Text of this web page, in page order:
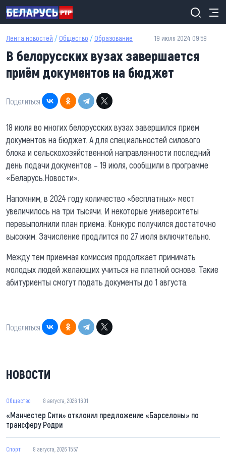
Перейти к основному содержанию
Лента новостей / Общество / Образование 19 июля 2024 09:59
В белорусских вузах завершается
приём документов на бюджет
Поделиться:
18 июля во многих белорусских вузах завершился прием
документов на бюджет. А для специальностей силового
блока и сельскохозяйственной направленности последний
день подачи документов – 19 июля, сообщили в программе
«Беларусь.Новости».
Напомним, в 2024 году количество «бесплатных» мест
увеличилось на три тысячи. И некоторые университеты
перевыполнили план приема. Конкурс получился достаточно
высоким. Зачисление продлится по 27 июля включительно.
Между тем приемная комиссия продолжает принимать
молодых людей желающих учиться на платной основе. Такие
абитуриенты смогут подать документы до 1 августа.
Поделиться:
НОВОСТИ
Общество 8 августа, 2026 16:01
«Манчестер Сити» отклонил предложение «Барселоны» по
трансферу Родри
Спорт 8 августа, 2026 15:57